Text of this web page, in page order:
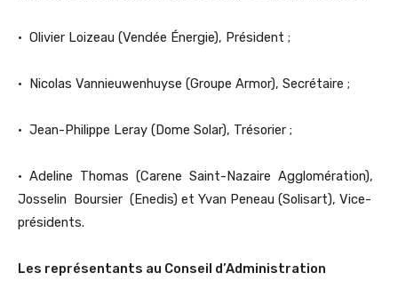
• Olivier Loizeau (Vendée Énergie), Président ;
• Nicolas Vannieuwenhuyse (Groupe Armor), Secrétaire ;
• Jean-Philippe Leray (Dome Solar), Trésorier ;
• Adeline Thomas (Carene Saint-Nazaire Agglomération),
Josselin Boursier (Enedis) et Yvan Peneau (Solisart), Vice-
présidents.
Les représentants au Conseil d’Administration